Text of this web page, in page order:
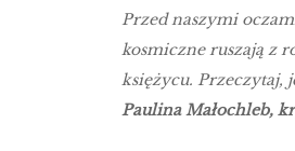
Przed naszymi
kosmiczne ruszają z
księżycu. Przeczytaj,
Paulina Małochleb,